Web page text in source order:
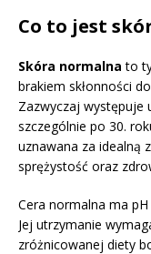
Co to jest
Skóra normalna to
brakiem skłonności
Zazwyczaj występuje
szczególnie po 30.
uznawana za idealną
sprężystość oraz
Cera normalna ma
Jej utrzymanie
zróżnicowanej diety